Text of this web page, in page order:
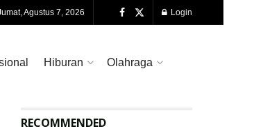
Agustus 7, 2026 Login
Hiburan Olahraga
RECOMMENDED